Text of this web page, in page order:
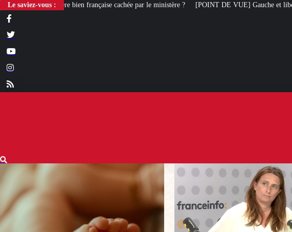
Le saviez-vous :
française cachée par le ministère ? [POINT DE VUE] Gauche et liberté d’expression :